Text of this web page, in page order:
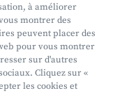
à améliorer
montrer des
peuvent placer des
pour vous montrer
sur d'autres
Cliquez sur «
les cookies et